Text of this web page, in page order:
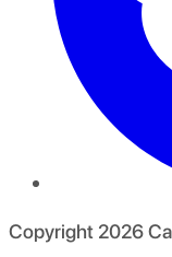
Copyright 2026